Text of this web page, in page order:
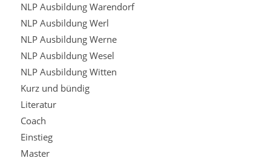
NLP Ausbildung Warendorf
NLP Ausbildung Werl
NLP Ausbildung Werne
NLP Ausbildung Wesel
NLP Ausbildung Witten
Kurz und bündig
Literatur
Coach
Einstieg
Master